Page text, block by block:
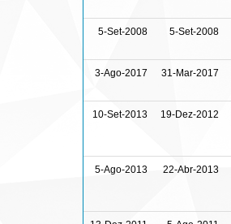
5-Set-2008 5-Set-2008
3-Ago-2017 31-Mar-2017
10-Set-2013 19-Dez-2012
5-Ago-2013 22-Abr-2013